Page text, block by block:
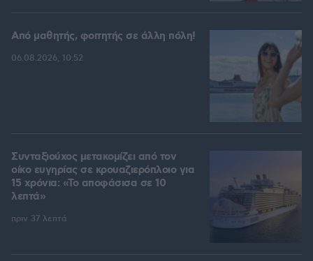
Από μαθητής, φοιτητής σε άλλη πόλη!
06.08.2026, 10:52
Συνταξιούχος μετακομίζει από τον
οίκο ευγηρίας σε κρουαζιερόπλοιο για
15 χρόνια: «Το αποφάσισα σε 10
λεπτά»
πριν 37 λεπτά